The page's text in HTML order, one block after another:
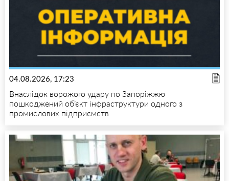
04.08.2026, 17:23
Внаслідок ворожого удару по Запоріжжю
пошкоджений об’єкт інфраструктури одного з
промислових підприємств